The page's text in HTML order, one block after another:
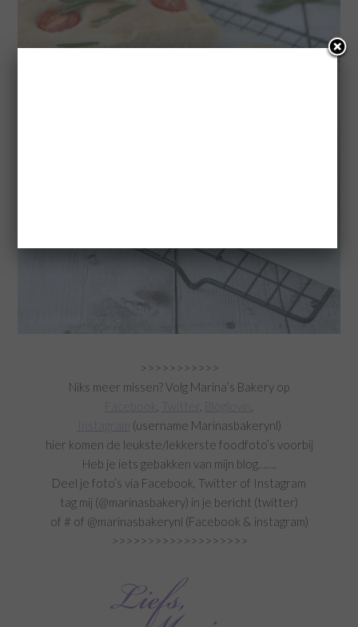
>>>>>>>>>>>
Niks meer missen? Volg Marina’s Bakery op
Bloglovin
Instagram
(username Marinasbakerynl)
hier komen de leukste/lekkerste foodfoto’s voorbij
Heb je iets gebakken van mijn blog…….
Deel je foto’s via Facebook, Twitter of Instagram
tag mij (@marinasbakery) in je bericht (twitter)
of # of @marinasbakerynl (Facebook & instagram)
>>>>>>>>>>>>>>>>>>>